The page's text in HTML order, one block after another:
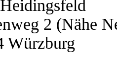
2 (Nähe